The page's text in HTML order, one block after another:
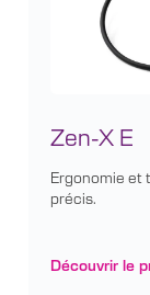
Zen-X E
Ergonomie et
précis.
Découvrir le